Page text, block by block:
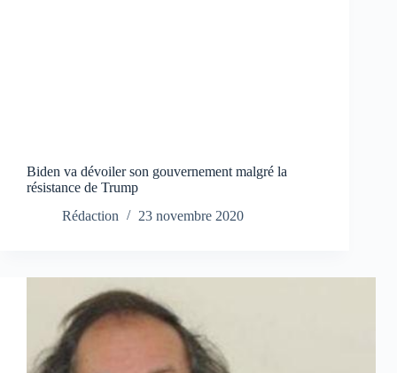
Biden va dévoiler son gouvernement malgré la
résistance de Trump
Rédaction
23 novembre 2020